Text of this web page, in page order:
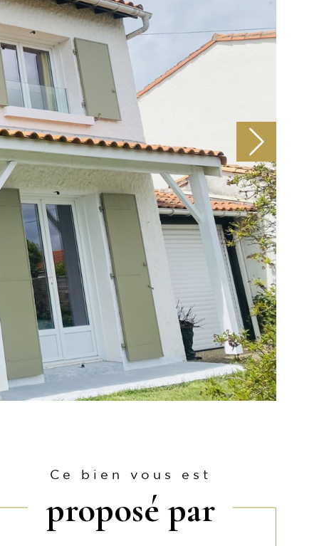
Ce bien vous est
proposé par